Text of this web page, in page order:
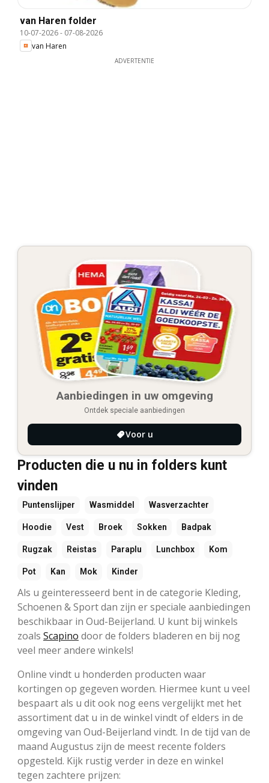
van Haren folder
10-07-2026- 07-08-2026
van Haren
ADVERTENTIE
Aanbiedingen in uw omgeving
Ontdek speciale aanbiedingen
Voor u
Producten die u nu in folders kunt
vinden
Puntenslijper Wasmiddel Wasverzachter
Hoodie Vest Broek Sokken Badpak
Rugzak Reistas Paraplu Lunchbox Kom
Pot Kan Mok Kinder
Als u geinteresseerd bent in de categorie Kleding,
Schoenen & Sport dan zijn er speciale aanbiedingen
beschikbaar in Oud-Beijerland. U kunt bij winkels
zoals Scapino door de folders bladeren en bij nog
veel meer andere winkels!
Online vindt u honderden producten waar
kortingen op gegeven worden. Hiermee kunt u veel
bespaart als u dit ook nog eens vergelijkt met het
assortiment dat u in de winkel vindt of elders in de
omgeving van Oud-Beijerland vindt. In de tijd van de
maand Augustus zijn de meest recente folders
opgesteld. Kijk rustig verder in deze en winkel
tegen zachtere prijzen: